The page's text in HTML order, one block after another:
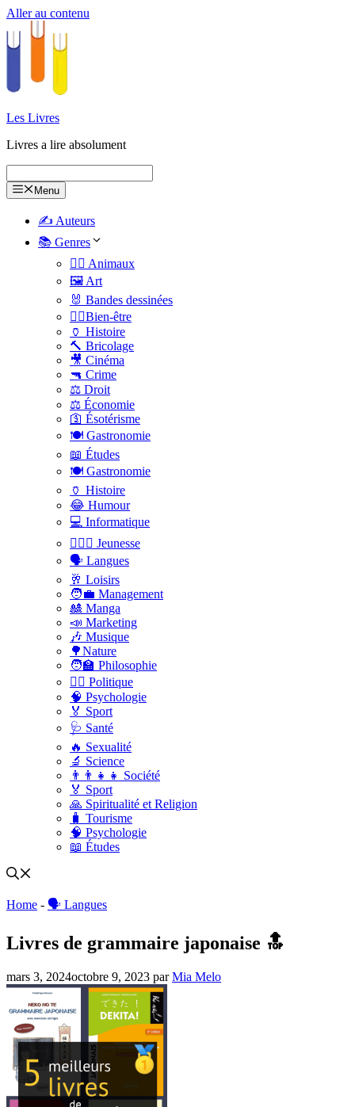
Aller au contenu
Les Livres
Livres a lire absolument
Menu
✍️ Auteurs
📚 Genres
🐕‍🦺 Animaux
🖼️ Art
🐰 Bandes dessinées
🧑‍⚕️Bien-être
🏺 Histoire
🔨 Bricolage
🎥 Cinéma
🔫 Crime
⚖️ Droit
⚖️ Économie
🛐 Ésotérisme
🍽️ Gastronomie
📖 Études
🍽️ Gastronomie
🏺 Histoire
😂 Humour
💻 Informatique
🤸🏽‍♀️ Jeunesse
🗣 Langues
🥂 Loisirs
🧑‍💼 Management
🎎 Manga
📣 Marketing
🎶 Musique
🌳Nature
🧑‍🏫 Philosophie
👨‍⚖️ Politique
🧠 Psychologie
🏅 Sport
🩺 Santé
🔥 Sexualité
🔬 Science
👨‍👨‍👧‍👧 Société
🏅 Sport
🙏 Spiritualité et Religion
🧳 Tourisme
🧠 Psychologie
📖 Études
Home - 🗣 Langues
Livres de grammaire japonaise 🔝
mars 3, 2024octobre 9, 2023 parMia Melo